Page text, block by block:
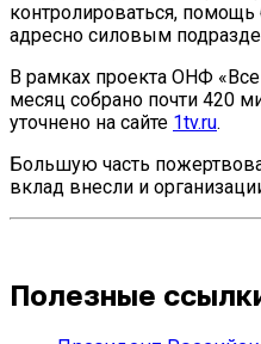
контролироваться, помощь
адресно силовым
В рамках проекта ОНФ
месяц собрано почти 420
уточнено на сайте 1tv.ru.
Большую часть
вклад внесли и
Полезные